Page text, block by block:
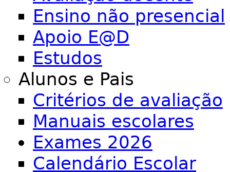
Ensino não presencial
Apoio E@D
Estudos
Alunos e Pais
Critérios de avaliação
Manuais escolares
Exames 2026
Calendário Escolar